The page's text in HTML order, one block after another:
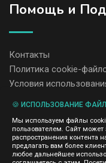
Помощь и
Контакты
Политика cookie-
Условия
содержание
Мы ценим
передаем и не продаем
пользователей
правила
🍪 ИСПОЛЬЗОВАНИЕ
Мы используем файлы
пользователем. Сайт может
распространения контента
предлагать вам более
любое дальнейшее